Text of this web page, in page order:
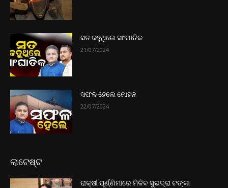
ସତ କହୁଥିଲେ ସାଂଘାତିକ
21/07/2024
ସଫଳ ହେଲେ ମୋହନ
22/07/2024
ଲାଟେଷ୍ଟ
ରାକ୍ଷୀ ପୂର୍ଣ୍ଣିମାରେ ମିଳିବ ସୁଭଦ୍ରା ଟଙ୍କା